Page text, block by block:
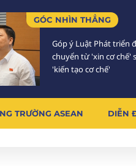
GÓC NHÌN THẲNG
Góp ý Luật Phát triển
chuyển từ 'xin cơ chế'
'kiến tạo cơ chế'
TRƯỜNG ASEAN DIỄN